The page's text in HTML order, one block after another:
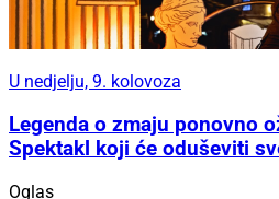
U nedjelju, 9. kolovoza
Legenda o zmaju ponovno
Spektakl koji će oduševiti
Oglas